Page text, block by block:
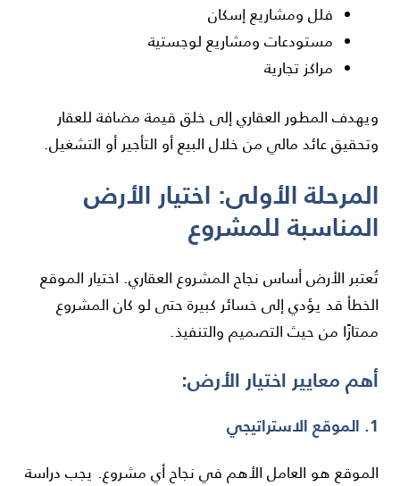
فلل ومشاريع إسكان
مستودعات ومشاريع لوجستية
مراكز تجارية
ويهدف المطور العقاري إلى خلق قيمة مضافة للعقار
وتحقيق عائد مالي من خلال البيع أو التأجير أو التشغيل.
المرحلة الأولى: اختيار الأرض
المناسبة للمشروع
تُعتبر الأرض أساس نجاح المشروع العقاري. اختيار الموقع
الخطأ قد يؤدي إلى خسائر كبيرة حتى لو كان المشروع
ممتازًا من حيث التصميم والتنفيذ.
أهم معايير اختيار الأرض:
1. الموقع الاستراتيجي
الموقع هو العامل الأهم في نجاح أي مشروع. يجب دراسة